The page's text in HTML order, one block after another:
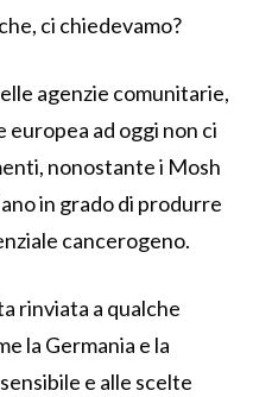
ci chiedevamo?
agenzie comunitarie,
europea ad oggi non ci
nonostante i Mosh
in grado di produrre
cancerogeno.
rinviata a qualche
la Germania e la
e alle scelte